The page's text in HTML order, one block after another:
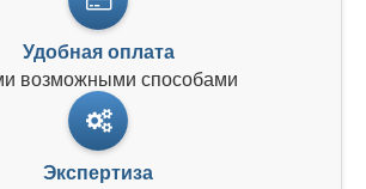
Удобная оплата
возможными способами
Экспертиза